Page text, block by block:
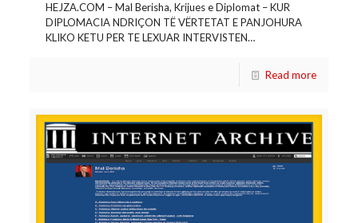
HEJZA.COM – Mal Berisha, Krijues e Diplomat – KUR
DIPLOMACIA NDRIÇON TË VËRTETAT E PANJOHURA
KLIKO KETU PER TE LEXUAR INTERVISTEN…
Read more